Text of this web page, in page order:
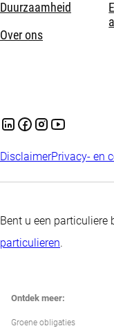
Duurzaamheid
Over ons
DisclaimerPrivacy- en
Bent u een particuliere
particulieren.
Ontdek meer:
Groene obligaties